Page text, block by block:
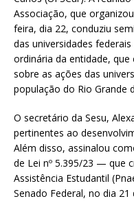
Associação, que
feira, dia 22, conduziu
das universidades
ordinária da entidade,
sobre as ações das
população do Rio Grande
O secretário da Sesu,
pertinentes ao
Além disso, assinalou
de Lei nº 5.395/23 — que
Assistência Estudantil
Senado Federal, no dia 21